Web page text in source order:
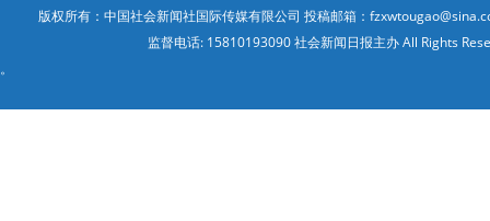
版权所有：中国社会新闻社国际传媒有限公司 投稿邮箱：
监督电话: 15810193090 社会新闻日报主办 All Rights
。